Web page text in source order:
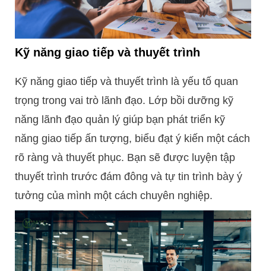
Kỹ năng giao tiếp và thuyết trình
Kỹ năng giao tiếp và thuyết trình là yếu tố quan
trọng trong vai trò lãnh đạo. Lớp bồi dưỡng kỹ
năng lãnh đạo quản lý giúp bạn phát triển kỹ
năng giao tiếp ấn tượng, biểu đạt ý kiến một cách
rõ ràng và thuyết phục. Bạn sẽ được luyện tập
thuyết trình trước đám đông và tự tin trình bày ý
tưởng của mình một cách chuyên nghiệp.